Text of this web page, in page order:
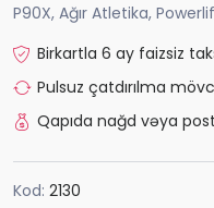
P90X, Ağır Atletika,
Birkartla 6 ay faizsiz
Pulsuz çatdırılma
Qapıda nağd vəya
Kod: 2130